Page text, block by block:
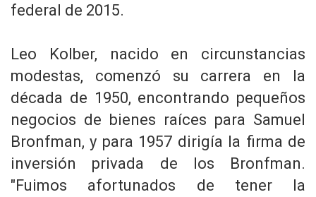
federal de 2015.
Leo Kolber, nacido en circunstancias
modestas, comenzó su carrera en la
década de 1950, encontrando pequeños
negocios de bienes raíces para Samuel
Bronfman, y para 1957 dirigía la firma de
inversión privada de los Bronfman.
"Fuimos afortunados de tener la